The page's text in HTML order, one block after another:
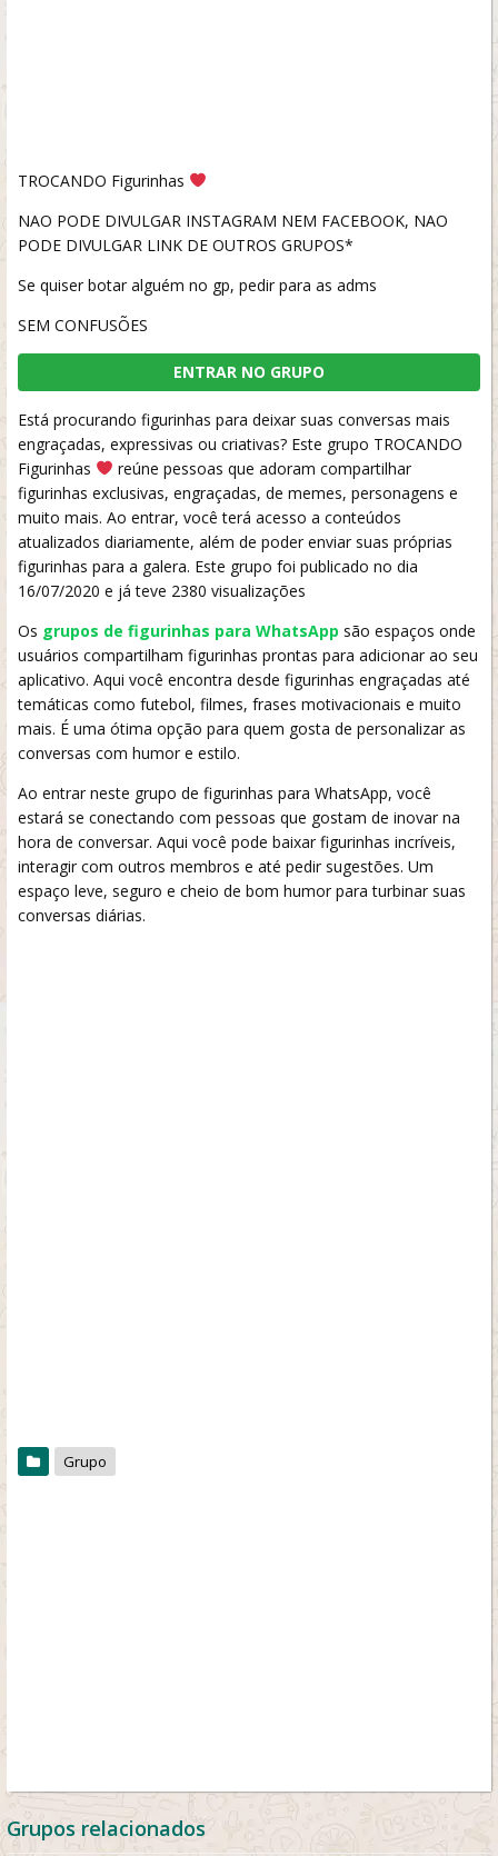
TROCANDO Figurinhas
NAO PODE DIVULGAR INSTAGRAM NEM FACEBOOK, NAO
PODE DIVULGAR LINK DE OUTROS GRUPOS*
Se quiser botar alguém no gp, pedir para as adms
SEM CONFUSÕES
ENTRAR NO GRUPO
Está procurando figurinhas para deixar suas conversas mais
engraçadas, expressivas ou criativas? Este grupo TROCANDO
Figurinhas
reúne pessoas que adoram compartilhar
figurinhas exclusivas, engraçadas, de memes, personagens e
muito mais. Ao entrar, você terá acesso a conteúdos
atualizados diariamente, além de poder enviar suas próprias
figurinhas para a galera. Este grupo foi publicado no dia
16/07/2020 e já teve 2380 visualizações
Os grupos de figurinhas para WhatsApp são espaços onde
usuários compartilham figurinhas prontas para adicionar ao seu
aplicativo. Aqui você encontra desde figurinhas engraçadas até
temáticas como futebol, filmes, frases motivacionais e muito
mais. É uma ótima opção para quem gosta de personalizar as
conversas com humor e estilo.
Ao entrar neste grupo de figurinhas para WhatsApp, você
estará se conectando com pessoas que gostam de inovar na
hora de conversar. Aqui você pode baixar figurinhas incríveis,
interagir com outros membros e até pedir sugestões. Um
espaço leve, seguro e cheio de bom humor para turbinar suas
conversas diárias.
Grupo
Grupos relacionados